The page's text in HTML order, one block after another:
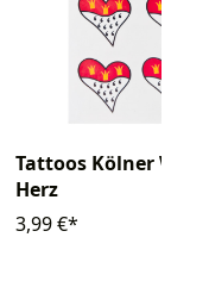
Tattoos Kölner
Herz
3,99 €*